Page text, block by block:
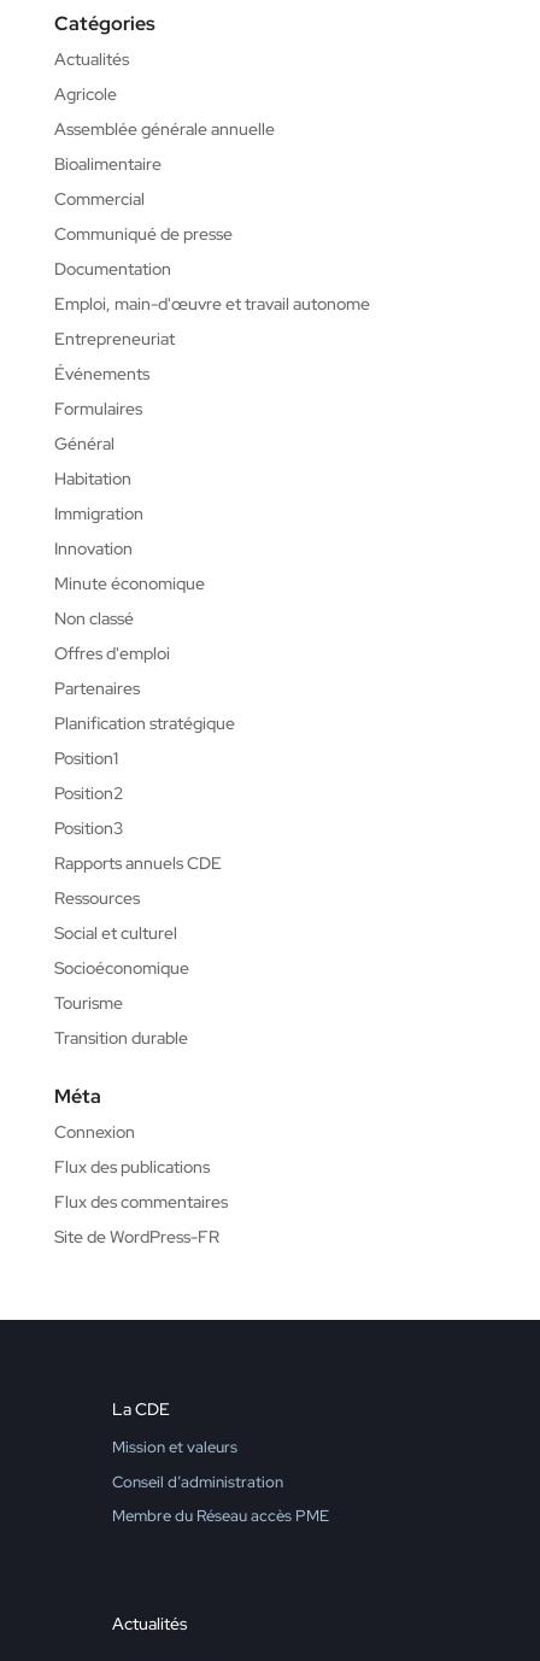
Catégories
Actualités
Agricole
Assemblée générale annuelle
Bioalimentaire
Commercial
Communiqué de presse
Documentation
Emploi, main-d'œuvre et travail autonome
Entrepreneuriat
Événements
Formulaires
Général
Habitation
Immigration
Innovation
Minute économique
Non classé
Offres d'emploi
Partenaires
Planification stratégique
Position1
Position2
Position3
Rapports annuels CDE
Ressources
Social et culturel
Socioéconomique
Tourisme
Transition durable
Méta
Connexion
Flux des publications
Flux des commentaires
Site de WordPress-FR
La CDE
Mission et valeurs
Conseil d’administration
Membre du Réseau accès PME
Actualités